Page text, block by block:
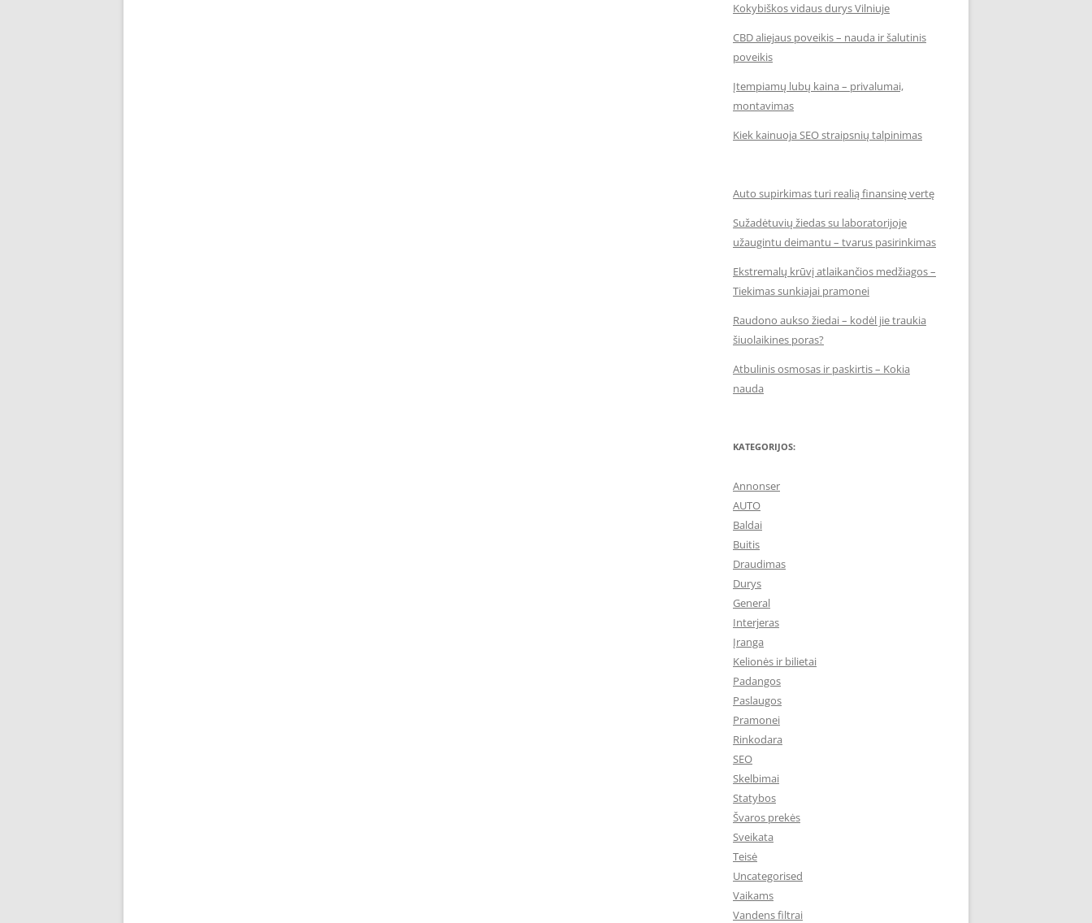
Kokybiškos vidaus durys Vilniuje
CBD aliejaus poveikis – nauda ir šalutinis
poveikis
Įtempiamų lubų kaina – privalumai,
montavimas
Kiek kainuoja SEO straipsnių talpinimas
Auto supirkimas turi realią finansinę vertę
Sužadėtuvių žiedas su laboratorijoje
užaugintu deimantu – tvarus pasirinkimas
Ekstremalų krūvį atlaikančios medžiagos –
Tiekimas sunkiajai pramonei
Raudono aukso žiedai – kodėl jie traukia
šiuolaikines poras?
Atbulinis osmosas ir paskirtis – Kokia
nauda
KATEGORIJOS:
Annonser
AUTO
Baldai
Buitis
Draudimas
Durys
General
Interjeras
Įranga
Kelionės ir bilietai
Padangos
Paslaugos
Pramonei
Rinkodara
SEO
Skelbimai
Statybos
Švaros prekės
Sveikata
Teisė
Uncategorised
Vaikams
Vandens filtrai